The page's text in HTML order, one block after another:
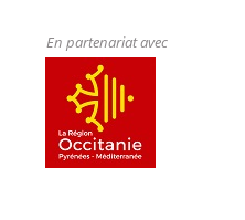
En partenariat avec